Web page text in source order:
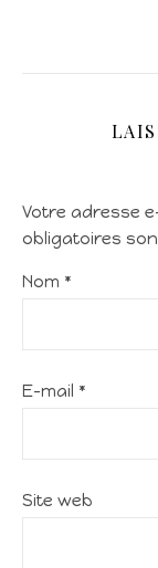
Votre adresse
obligatoires
Nom *
E-mail *
Site web